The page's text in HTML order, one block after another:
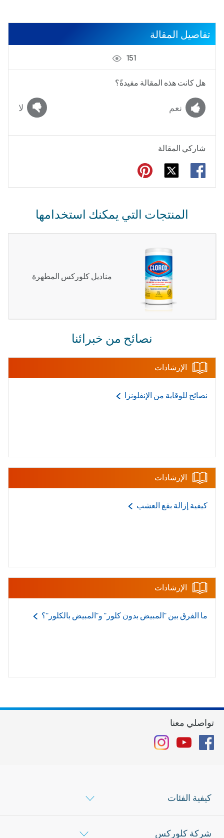
تفاصيل المقالة
151
هل كانت هذه المقالة مفيدةً؟
نعم لا
شاركي المقالة
المنتجات التي يمكنك استخدامها
مناديل كلوركس المطهرة
نصائح من خبرائنا
الإرشادات
نصائح للوقاية من الإنفلونزا
الإرشادات
كيفية إزالة بقع العشب
الإرشادات
ما الفرق بين "المبيض بدون كلور" و"المبيض بالكلور"؟
كيفية الفئات
شركة كلوركس
تواصلي معنا
Facebook
YouTube
Instagram